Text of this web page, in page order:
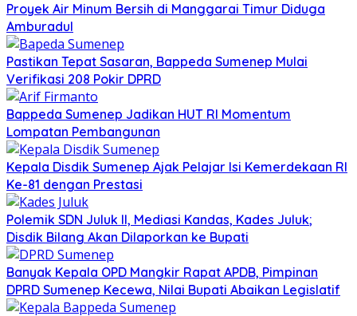
Proyek Air Minum Bersih di Manggarai Timur Diduga
Amburadul
Pastikan Tepat Sasaran, Bappeda Sumenep Mulai
Verifikasi 208 Pokir DPRD
Bappeda Sumenep Jadikan HUT RI Momentum
Lompatan Pembangunan
Kepala Disdik Sumenep Ajak Pelajar Isi Kemerdekaan RI
Ke-81 dengan Prestasi
Polemik SDN Juluk II, Mediasi Kandas, Kades Juluk;
Disdik Bilang Akan Dilaporkan ke Bupati
Banyak Kepala OPD Mangkir Rapat APDB, Pimpinan
DPRD Sumenep Kecewa, Nilai Bupati Abaikan Legislatif